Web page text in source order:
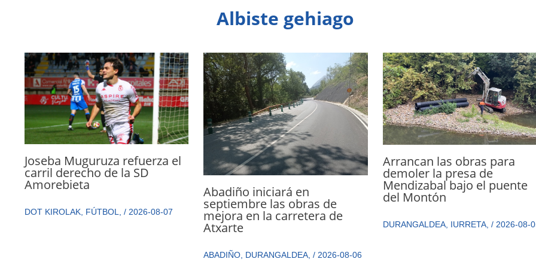
Albiste gehiago
Joseba Muguruza refuerza el
carril derecho de la SD
Amorebieta
DOT KIROLAK, FÚTBOL, / 2026-08-07
Abadiño iniciará en
septiembre las obras de
mejora en la carretera de
Atxarte
ABADIÑO DURANGALDEA ,/ 2026-08-06
Arrancan las obras para
demoler la presa de
Mendizabal bajo el puente
del Montón
DURANGALDEA, IURRETA, / 2026-08-